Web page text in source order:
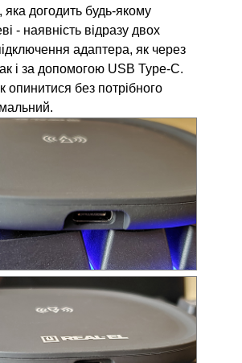
яка догодить будь-якому
- наявність відразу двох
адаптера, як через
і за допомогою USB Type-C.
опинитися без потрібного